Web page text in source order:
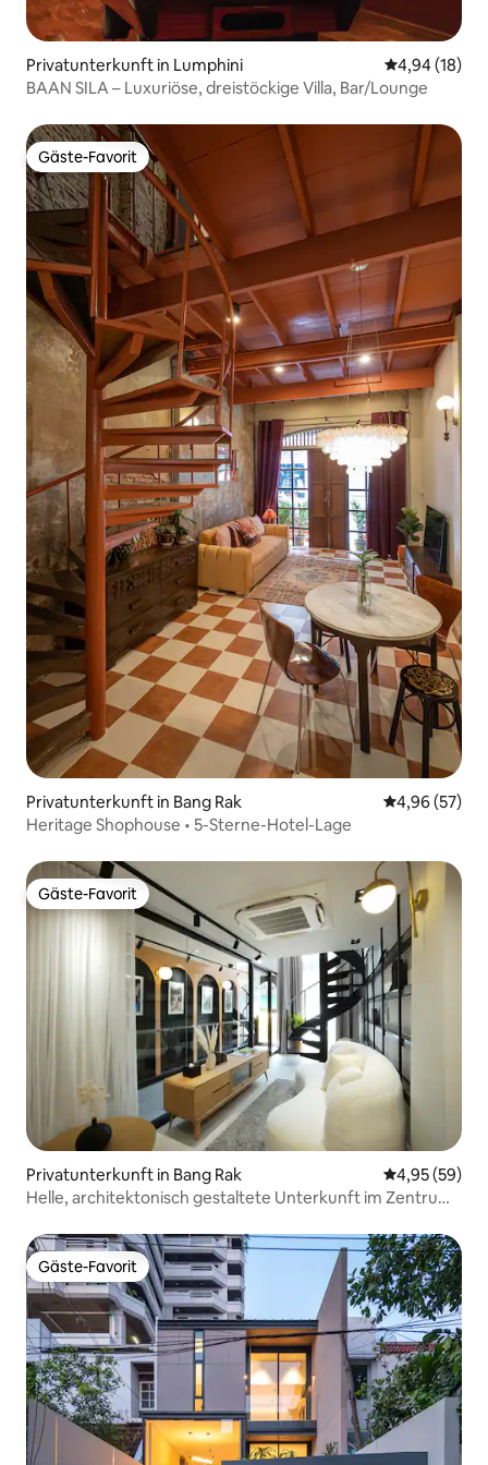
Privatunterkunft in Lumphini
4,94 (18)
BAAN SILA – Luxuriöse, dreistöckige Villa, Bar/Lounge
Gäste-Favorit
Gäste-Favorit
Privatunterkunft in Bang Rak
4,96 (57)
Heritage Shophouse • 5-Sterne-Hotel-Lage
Gäste-Favorit
Gäste-Favorit
Privatunterkunft in Bang Rak
4,95 (59)
Helle, architektonisch gestaltete Unterkunft im Zentrum
Gäste-Favorit
Gäste-Favorit